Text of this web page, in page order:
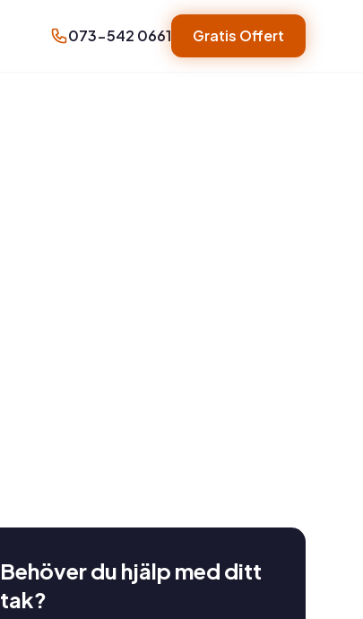
073-542 0661 Gratis Offert
Behöver du hjälp med ditt
tak?